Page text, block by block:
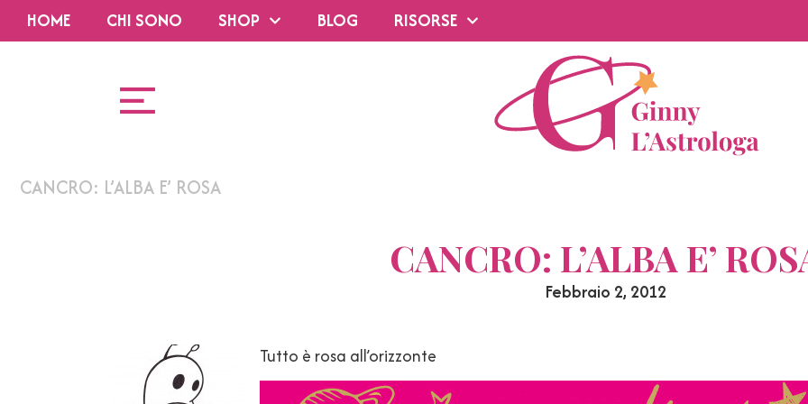
HOME CHI SONO SHOP BLOG RISORSE
CANCRO: L’ALBA E’ ROSA
CANCRO: L’ALBA E’
Febbraio 2, 2012
Tutto è rosa all’orizzonte